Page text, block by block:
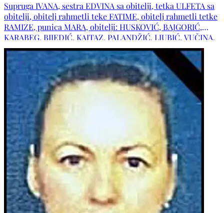
Supruga IVANA, sestra EDVINA sa obitelji, tetka ULFETA sa
obitelji, obitelj rahmetli teke FATIME, obitelj rahmetli tetke
RAMIZE, punica MARA, obitelji: HUSKOVIĆ, BAJGORIĆ,
KARABEG, BIJEDIĆ, KAJTAZ, PALANDŽIĆ, LJUBIĆ, VUČINA,
JURIČ, ZOVKO, DURAKOVIĆ, MILIĆ, PERIĆ, VUČKOVIĆ,
KOVAČEVIĆ, OSTOJIĆ, kao i ostala mnogobrojna rodbina i
prijatelji.